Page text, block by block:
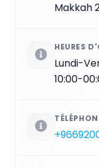
Makkah
HEURES
Lundi-
10:00-